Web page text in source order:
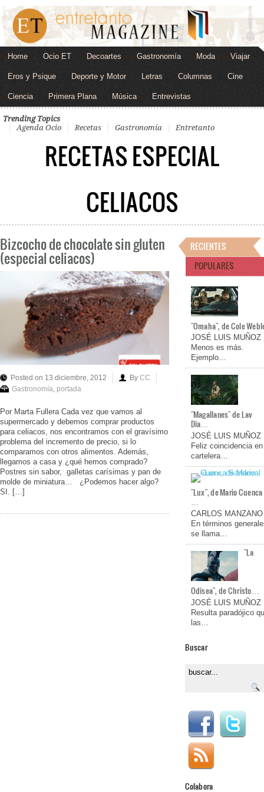
Home Ocio ET Decoartes Gastronomía Moda Viajar
Eros y Psique Deporte y Motor Letras Columnas Cine
Ciencia Primera Plana Música Entrevistas
Trending Topics
Agenda Ocio
Recetas Gastronomía Entretanto
RECETAS ESPECIAL
CELIACOS
Bizcocho de chocolate sin gluten
(especial celiacos)
Posted on 13 diciembre, 2012 By CC
Gastronomía, portada
Por Marta Fullera Cada vez que vamos al
supermercado y debemos comprar productos
para celiacos, nos encontramos con el gravísimo
problema del incremento de precio, si lo
comparamos con otros alimentos. Además,
llegamos a casa y ¿qué hemos comprado?
Postres sin sabor, galletas carísimas y pan de
molde de miniatura… ¿Podemos hacer algo?
SI. […]
RECIENTES
POPULARES
"Omaha", de Cole
JOSÉ LUIS MUÑOZ
Menos es más.
Ejemplo…
"Magallanes" de Lav
Dia…
JOSÉ LUIS MUÑOZ
Feliz coincidencia en
cartelera…
"Lux", de Mario Cuenca
…
CARLOS MANZANO
En términos
se llama…
"La
Odisea", de Christo…
JOSÉ LUIS MUÑOZ
Resulta paradójico
las…
Buscar
Colabora